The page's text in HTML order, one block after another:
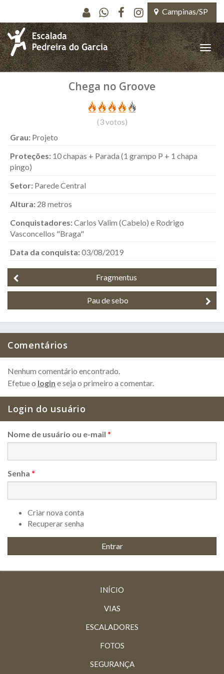
Pular para o conteúdo principal
Campinas/SP
Toggle
Chega no Groove
(3votos)
Grau: Projeto
Proteções: 10 chapas + Parada (1 grampo P + 1 chapa
pingo)
Setor: Parede Central
Altura: 28 metros
Conquistadores:Carlos Valim (Cabelo) e Rodrigo
Vasconcellos "Braga"
Data da conquista:03/08/2019
Fragmentus
Pau de sebo
Comentários
Nenhum comentário encontrado.
Efetue o login e seja o primeiro a comentar.
Login do usuário
Nome de usuário ou e-mail *
Senha *
Criar nova conta
Recuperar senha
INÍCIO
VIAS
ESCALADORES
FOTOS
SEGURANÇA